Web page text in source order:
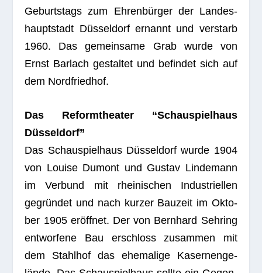
Geburts­tags zum Ehren­bür­ger der Lan­des­
haupt­stadt Düs­sel­dorf ernannt und ver­starb
1960. Das gemein­same Grab wurde von
Ernst Bar­lach gestal­tet und befin­det sich auf
dem Nordfriedhof.
Das Reform­thea­ter “Schau­spiel­haus
Düsseldorf”
Das Schau­spiel­haus Düs­sel­dorf wurde 1904
von Louise Dumont und Gus­tav Lin­de­mann
im Ver­bund mit rhei­ni­schen Indus­tri­el­len
gegrün­det und nach kur­zer Bau­zeit im Okto­
ber 1905 eröff­net. Der von Bern­hard Seh­ring
ent­wor­fene Bau erschloss zusam­men mit
dem Stahl­hof das ehe­ma­lige Kaser­nen­ge­